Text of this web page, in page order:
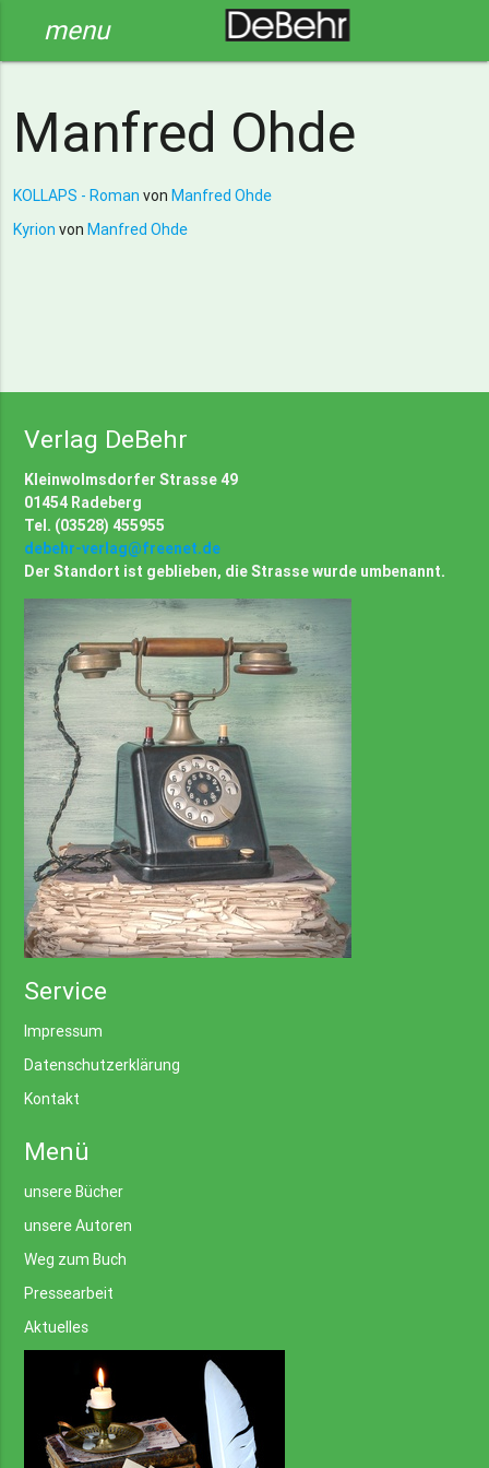
menu
Manfred Ohde
KOLLAPS - Roman von Manfred Ohde
Kyrion von Manfred Ohde
Verlag DeBehr
Kleinwolmsdorfer Strasse 49
01454 Radeberg
Tel. (03528) 455955
debehr-verlag@freenet.de
Der Standort ist geblieben, die Strasse wurde umbenannt.
Service
Impressum
Datenschutzerklärung
Kontakt
Menü
unsere Bücher
unsere Autoren
Weg zum Buch
Pressearbeit
Aktuelles